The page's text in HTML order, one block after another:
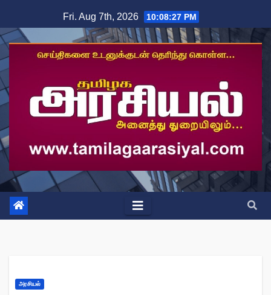
to
content
Fri. Aug 7th, 2026 10:08:28 PM
அரசியல்